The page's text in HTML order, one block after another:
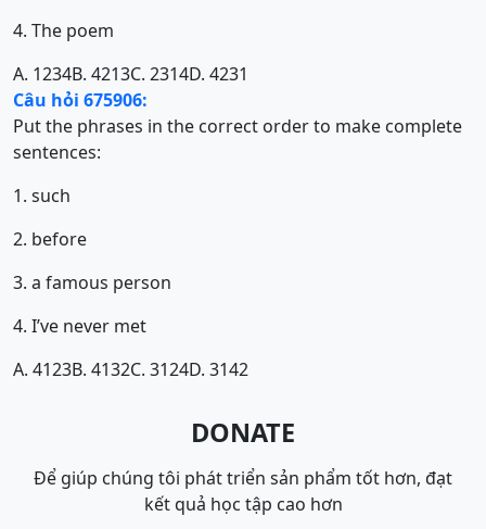
4. The poem
A. 1234B. 4213C. 2314D. 4231
Câu hỏi 675906:
Put the phrases in the correct order to make complete
sentences:
1. such
2. before
3. a famous person
4. I’ve never met
A. 4123B. 4132C. 3124D. 3142
DONATE
Để giúp chúng tôi phát triển sản phẩm tốt hơn, đạt
kết quả học tập cao hơn